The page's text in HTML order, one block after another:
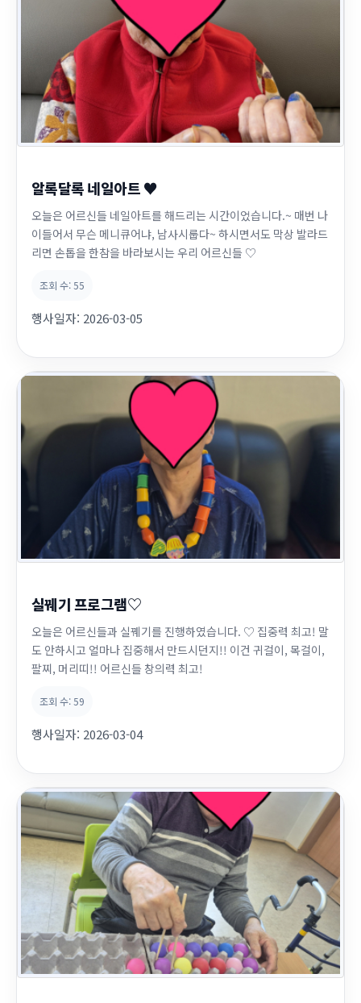
알록달록 네일아트 ♥
오늘은 어르신들 네일아트를 해드리는 시간이었습니다.~ 매번 나
이들어서 무슨 메니큐어냐, 남사시룹다~ 하시면서도 막상 발라드
리면 손톱을 한참을 바라보시는 우리 어르신들 ♡
조회 수:55
행사일자: 2026-03-05
실꿰기 프로그램♡
오늘은 어르신들과 실꿰기를 진행하였습니다. ♡ 집중력 최고! 말
도 안하시고 얼마나 집중해서 만드시던지!! 이건 귀걸이, 목걸이,
팔찌, 머리띠!! 어르신들 창의력 최고!
조회 수:59
행사일자: 2026-03-04